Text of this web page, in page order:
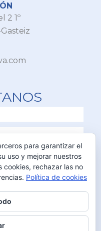
2 1º
para garantizar el
uso y mejorar nuestros
cookies, rechazar las no
Política de cookies